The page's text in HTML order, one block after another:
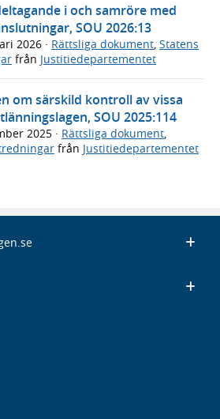
i och samröre med
SOU 2026:13
2026 · Rättsliga dokument Statens
från Justitiedepartementet
om särskild kontroll av vissa
SOU 2025:114
2025 · Rättsliga dokument,
från Justitiedepartementet